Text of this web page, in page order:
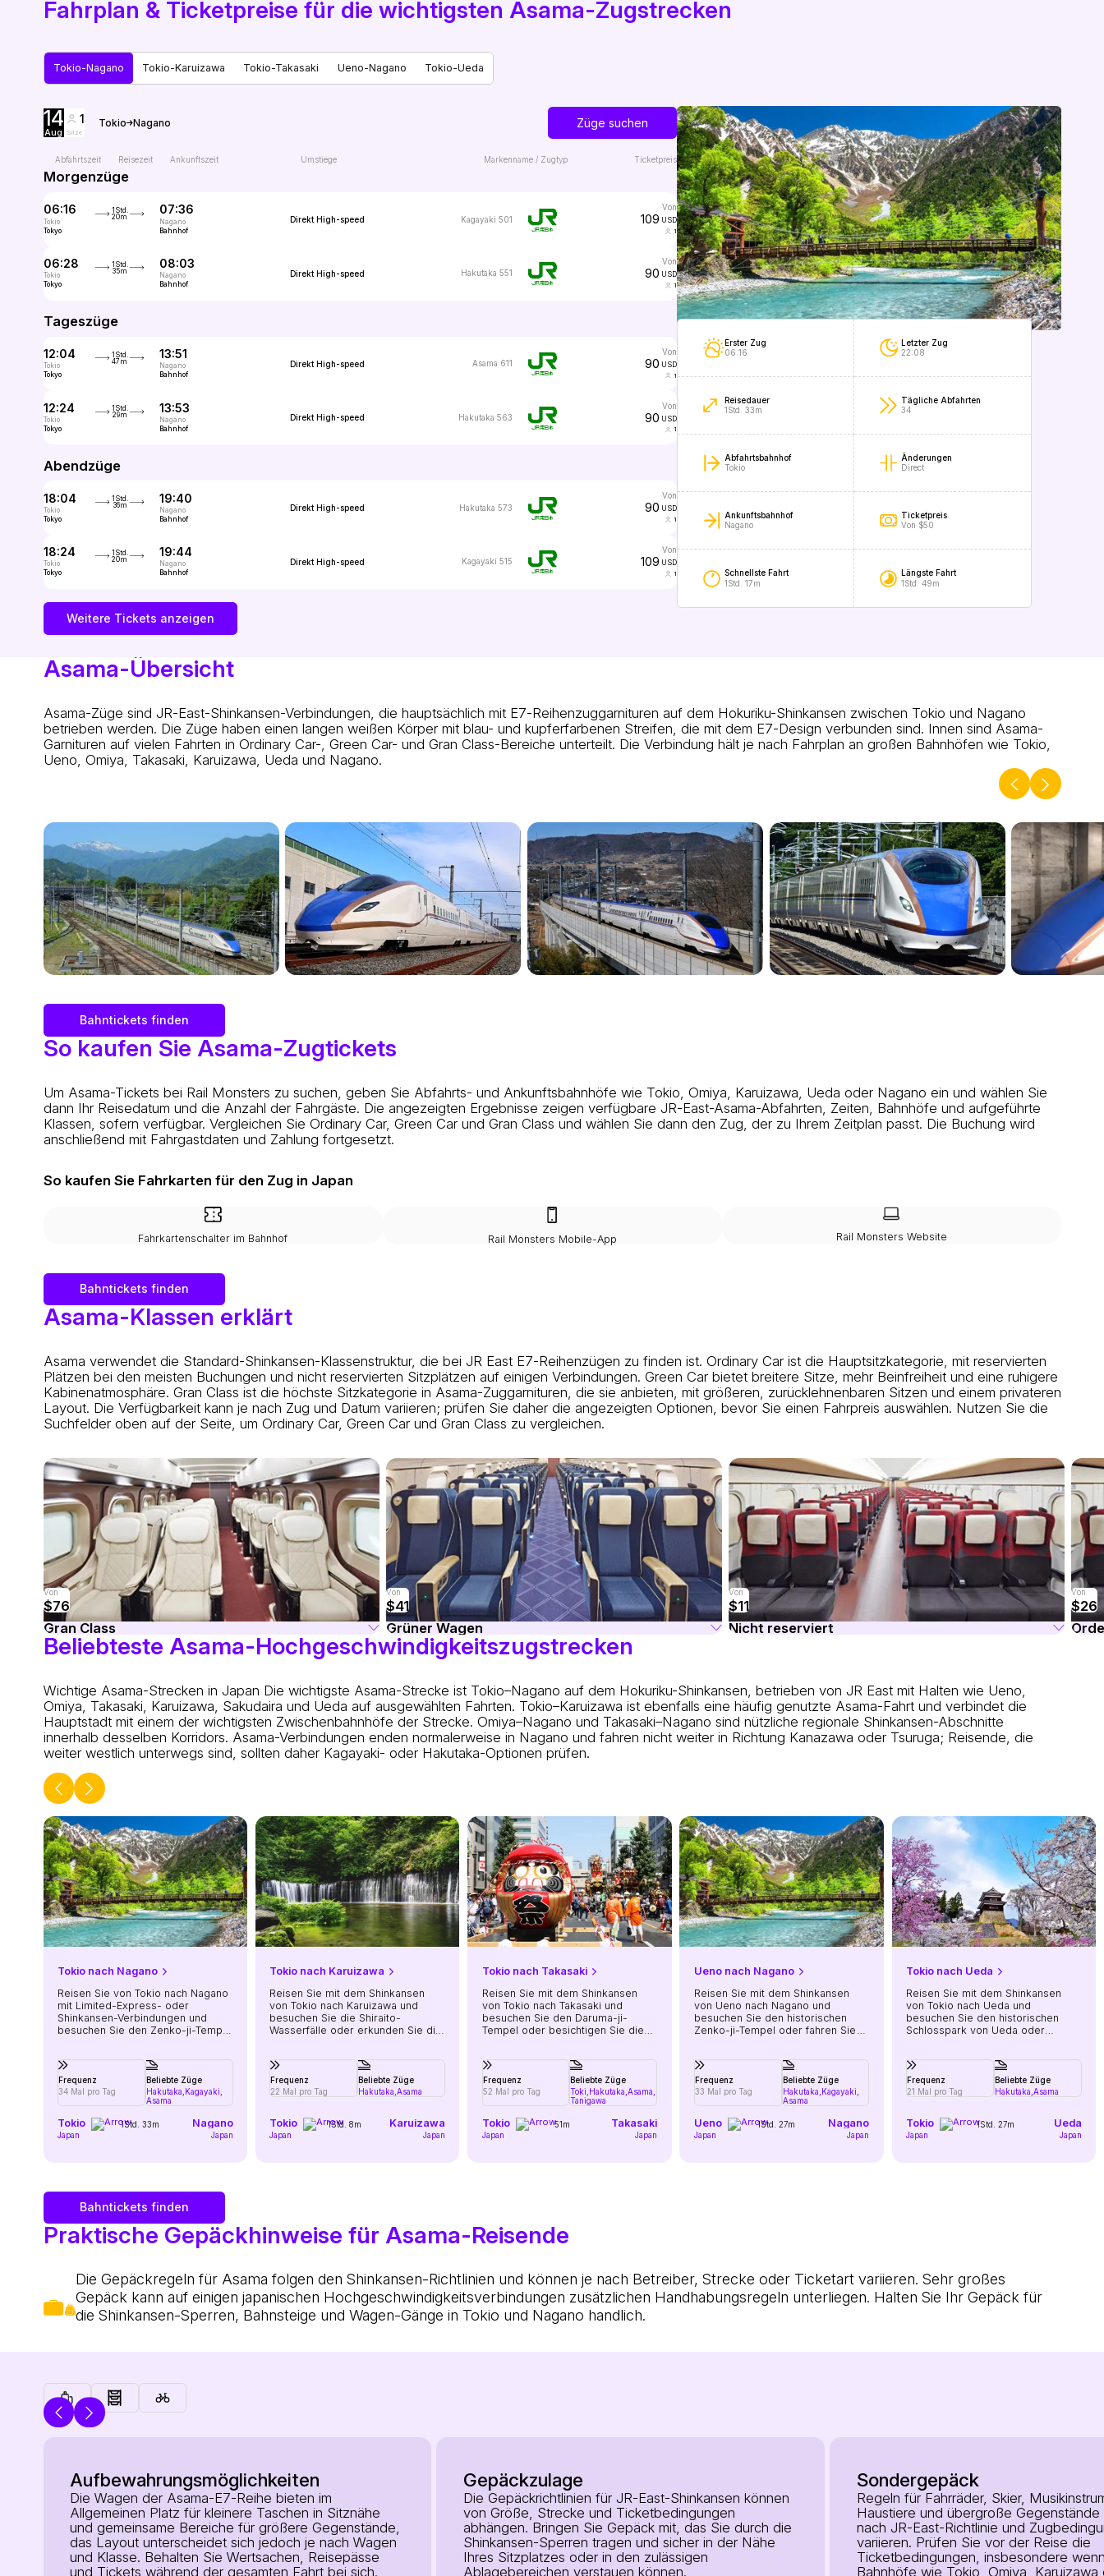
Fahrplan & Ticketpreise für die wichtigsten Asama-Zugstrecken
Tokio-Nagano Tokio-Karuizawa Tokio-Takasaki Ueno-Nagano Tokio-Ueda
14
Aug
1
Sitze
Tokio Nagano Züge suchen
Abfahrtszeit Reisezeit Ankunftszeit Umstiege Markenname / Zugtyp Ticketpreis
Morgenzüge
06:16
Tokio
Tokyo
1Std.
20m
07:36
Nagano
Bahnhof
Direkt High-speed Kagayaki 501
von
109 USD
1
06:28
Tokio
Tokyo
1Std.
35m
08:03
Nagano
Bahnhof
Direkt High-speed Hakutaka 551
von
90 USD
1
Tageszüge
12:04
Tokio
Tokyo
1Std.
47m
13:51
Nagano
Bahnhof
Direkt High-speed Asama 611
von
90 USD
1
12:24
Tokio
Tokyo
1Std.
29m
13:53
Nagano
Bahnhof
Direkt High-speed Hakutaka 563
von
90 USD
1
Abendzüge
18:04
Tokio
Tokyo
1Std.
36m
19:40
Nagano
Bahnhof
Direkt High-speed Hakutaka 573
von
90 USD
1
18:24
Tokio
Tokyo
1Std.
20m
19:44
Nagano
Bahnhof
Direkt High-speed Kagayaki 515
von
109 USD
1
Weitere Tickets anzeigen
Erster Zug
06:16
Letzter Zug
22:08
Reisedauer
1Std. 33m
Tägliche Abfahrten
34
Abfahrtsbahnhof
Tokio
Änderungen
Direct
Ankunftsbahnhof
Nagano
Ticketpreis
Von $50
Schnellste Fahrt
1Std. 17m
Längste Fahrt
1Std. 49m
Asama-Übersicht
Asama-Züge sind JR-East-Shinkansen-Verbindungen, die hauptsächlich mit E7-Reihenzuggarnituren auf dem Hokuriku-Shinkansen zwischen Tokio und Nagano
betrieben werden. Die Züge haben einen langen weißen Körper mit blau- und kupferfarbenen Streifen, die mit dem E7-Design verbunden sind. Innen sind Asama-
Garnituren auf vielen Fahrten in Ordinary Car-, Green Car- und Gran Class-Bereiche unterteilt. Die Verbindung hält je nach Fahrplan an großen Bahnhöfen wie Tokio,
Ueno, Omiya, Takasaki, Karuizawa, Ueda und Nagano.
Bahntickets finden
So kaufen Sie Asama-Zugtickets
Um Asama-Tickets bei Rail Monsters zu suchen, geben Sie Abfahrts- und Ankunftsbahnhöfe wie Tokio, Omiya, Karuizawa, Ueda oder Nagano ein und wählen Sie
dann Ihr Reisedatum und die Anzahl der Fahrgäste. Die angezeigten Ergebnisse zeigen verfügbare JR-East-Asama-Abfahrten, Zeiten, Bahnhöfe und aufgeführte
Klassen, sofern verfügbar. Vergleichen Sie Ordinary Car, Green Car und Gran Class und wählen Sie dann den Zug, der zu Ihrem Zeitplan passt. Die Buchung wird
anschließend mit Fahrgastdaten und Zahlung fortgesetzt.
So kaufen Sie Fahrkarten für den Zug in Japan
Fahrkartenschalter im Bahnhof Rail Monsters Mobile-App Rail Monsters Website
Bahntickets finden
Asama-Klassen erklärt
Asama verwendet die Standard-Shinkansen-Klassenstruktur, die bei JR East E7-Reihenzügen zu finden ist. Ordinary Car ist die Hauptsitzkategorie, mit reservierten
Plätzen bei den meisten Buchungen und nicht reservierten Sitzplätzen auf einigen Verbindungen. Green Car bietet breitere Sitze, mehr Beinfreiheit und eine ruhigere
Kabinenatmosphäre. Gran Class ist die höchste Sitzkategorie in Asama-Zuggarnituren, die sie anbieten, mit größeren, zurücklehnenbaren Sitzen und einem privateren
Layout. Die Verfügbarkeit kann je nach Zug und Datum variieren; prüfen Sie daher die angezeigten Optionen, bevor Sie einen Fahrpreis auswählen. Nutzen Sie die
Suchfelder oben auf der Seite, um Ordinary Car, Green Car und Gran Class zu vergleichen.
Von
$76
Gran Class
Von
$41
Grüner Wagen
Von
$11
Nicht reserviert
Von
$26
Beliebteste Asama-Hochgeschwindigkeitszugstrecken
Wichtige Asama-Strecken in Japan Die wichtigste Asama-Strecke ist Tokio–Nagano auf dem Hokuriku-Shinkansen, betrieben von JR East mit Halten wie Ueno,
Omiya, Takasaki, Karuizawa, Sakudaira und Ueda auf ausgewählten Fahrten. Tokio–Karuizawa ist ebenfalls eine häufig genutzte Asama-Fahrt und verbindet die
Hauptstadt mit einem der wichtigsten Zwischenbahnhöfe der Strecke. Omiya–Nagano und Takasaki–Nagano sind nützliche regionale Shinkansen-Abschnitte
innerhalb desselben Korridors. Asama-Verbindungen enden normalerweise in Nagano und fahren nicht weiter in Richtung Kanazawa oder Tsuruga; Reisende, die
weiter westlich unterwegs sind, sollten daher Kagayaki- oder Hakutaka-Optionen prüfen.
Tokio nach Nagano
Reisen Sie von Tokio nach Nagano
mit Limited-Express- oder
Shinkansen-Verbindungen und
besuchen Sie den Zenko-ji-Tempel
Frequenz
34 Mal pro Tag
Beliebte Züge
Hakutaka, Kagayaki,
Asama
Tokio
Japan
1Std. 33m Nagano
Japan
Tokio nach Karuizawa
Reisen Sie mit dem Shinkansen
von Tokio nach Karuizawa und
besuchen Sie die Shiraito-
Wasserfälle oder erkunden Sie die
Frequenz
22 Mal pro Tag
Beliebte Züge
Hakutaka,Asama
Tokio
Japan
1Std. 8m Karuizawa
Japan
Tokio nach Takasaki
Reisen Sie mit dem Shinkansen
von Tokio nach Takasaki und
besuchen Sie den Daruma-ji-
Tempel oder besichtigen Sie die
blickt.
Frequenz
52 Mal pro Tag
Beliebte Züge
Toki, Hakutaka,Asama,
Tanigawa
Tokio
Japan
51m Takasaki
Japan
Ueno nach Nagano
Reisen Sie mit dem Shinkansen
von Ueno nach Nagano und
besuchen Sie den historischen
Zenko-ji-Tempel oder fahren Sie
Monkey Park.
Frequenz
33 Mal pro Tag
Beliebte Züge
Hakutaka, Kagayaki,
Asama
Ueno
Japan
1Std. 27m Nagano
Japan
Tokio nach Ueda
Reisen Sie mit dem Shinkansen
von Tokio nach Ueda und
besuchen Sie den historischen
Schlosspark von Ueda oder
in der Nähe.
Frequenz
21 Mal pro Tag
Beliebte Züge
Hakutaka, Asama
Tokio
Japan
1Std. 27m Ueda
Japan
Bahntickets finden
Praktische Gepäckhinweise für Asama-Reisende
Die Gepäckregeln für Asama folgen den Shinkansen-Richtlinien und können je nach Betreiber, Strecke oder Ticketart variieren. Sehr großes
Gepäck kann auf einigen japanischen Hochgeschwindigkeitsverbindungen zusätzlichen Handhabungsregeln unterliegen. Halten Sie Ihr Gepäck für
die Shinkansen-Sperren, Bahnsteige und Wagen-Gänge in Tokio und Nagano handlich.
Aufbewahrungsmöglichkeiten
Die Wagen der Asama-E7-Reihe bieten im
Allgemeinen Platz für kleinere Taschen in Sitznähe
und gemeinsame Bereiche für größere Gegenstände,
das Layout unterscheidet sich jedoch je nach Wagen
und Klasse. Behalten Sie Wertsachen, Reisepässe
und Tickets während der gesamten Fahrt bei sich.
Gepäckzulage
Die Gepäckrichtlinien für JR-East-Shinkansen können
von Größe, Strecke und Ticketbedingungen
abhängen. Bringen Sie Gepäck mit, das Sie durch die
Shinkansen-Sperren tragen und sicher in der Nähe
Ihres Sitzplatzes oder in den zulässigen
Ablagebereichen verstauen können.
Sondergepäck
Regeln für Fahrräder, Skier,
Haustiere und übergroße Gegenstände
nach JR-East-Richtlinie und
variieren. Prüfen Sie vor der Reise die
Ticketbedingungen, insbesondere
Bahnhöfe wie Tokio, Omiya,